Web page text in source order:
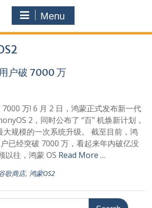
Menu
户破 7000 万
7000 万! 6 月 2 日，鸿蒙正式发布新一代
2，同时公布了 “百” 机焕新计划，
大规模的一次系统升级。 截至目前，鸿
已经突破 7000 万，看起来年内破亿没
以往，鸿蒙 OS Read More …
歌商店, 鸿蒙OS2